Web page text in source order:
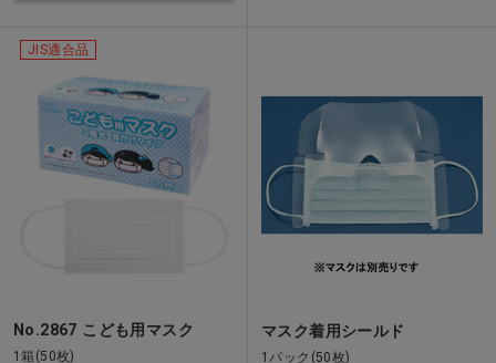
JIS適合品
No.2867 こども用マスク
1箱(50枚)
マスク着用シールド
1パック(50枚)